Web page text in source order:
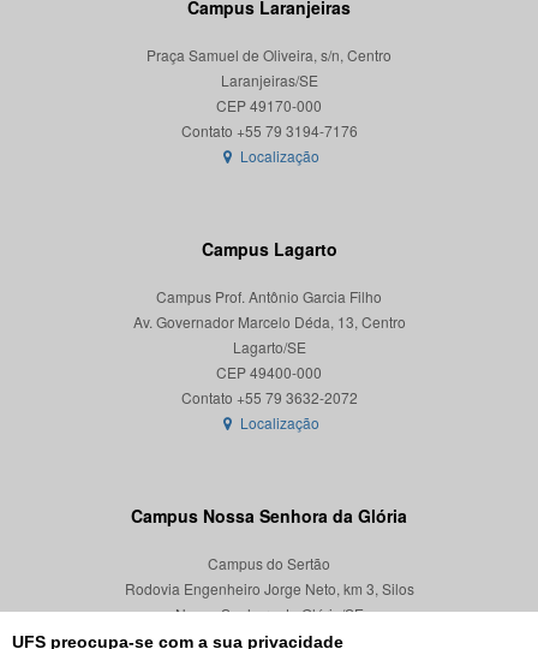
UFS preocupa-se com a sua privacidade
Campus Laranjeiras
Praça Samuel de Oliveira, s/n, Centro
Laranjeiras/SE
CEP 49170-000
Localização
Campus Lagarto
Campus Prof. Antônio Garcia Filho
Av. Governador Marcelo Déda, 13, Centro
Lagarto/SE
CEP 49400-000
Localização
Campus Nossa Senhora da Glória
Campus do Sertão
Rodovia Engenheiro Jorge Neto, km 3, Silos
Nossa Senhora da Glória/SE
CEP 49680-000